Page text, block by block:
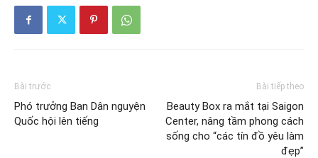
Bài trước
Phó trưởng Ban Dân nguyện
Quốc hội lên tiếng
Bài tiếp theo
Beauty Box ra mắt tại Saigon
Center, nâng tầm phong cách
sống cho “các tín đồ yêu làm
đẹp”